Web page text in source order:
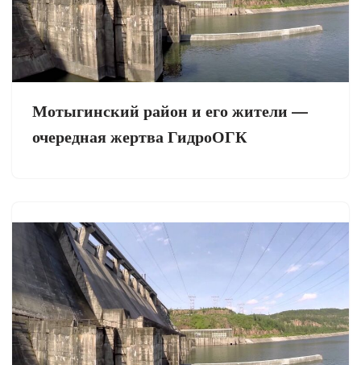
Мотыгинский район и его жители —
очередная жертва ГидроОГК